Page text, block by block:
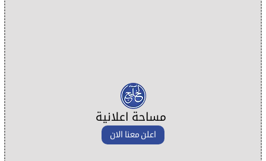
مساحة اعلانية
اعلن معنا الان